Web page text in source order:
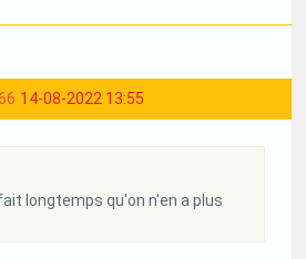
14-08-2022 13:55
longtemps qu'on n'en a plus